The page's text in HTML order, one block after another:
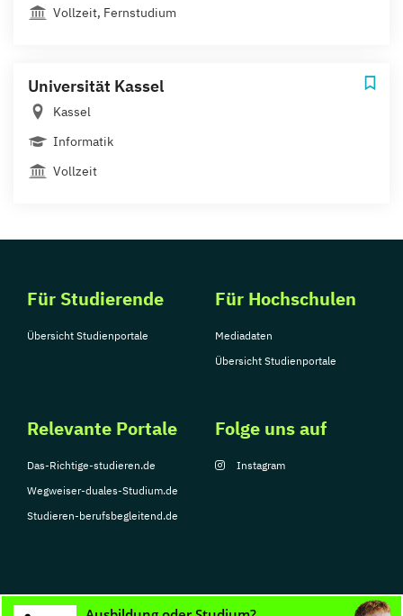
Vollzeit, Fernstudium
Universität Kassel
Kassel
Informatik
Vollzeit
Für Studierende
Übersicht Studienportale
Für Hochschulen
Mediadaten
Übersicht Studienportale
Relevante Portale
Das-Richtige-studieren.de
Wegweiser-duales-Studium.de
Studieren-berufsbegleitend.de
Folge uns auf
Instagram